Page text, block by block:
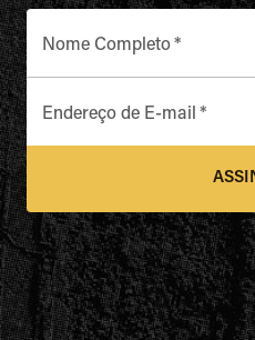
Nome Completo*
Endereço de E-mail *